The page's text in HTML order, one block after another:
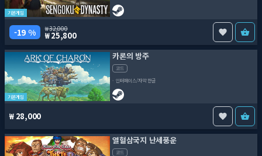
기본게임
19 % 32,000
25,800
기본게임
카론의 방주
코드
인터페이스/자막 한글
28,000
열혈삼국지 난세풍운
코드